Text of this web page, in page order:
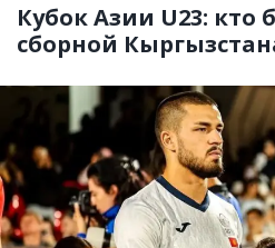
Кубок Азии U23: кто
сборной